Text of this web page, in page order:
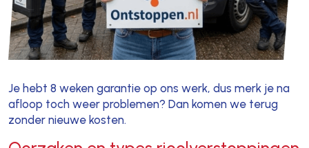
Je hebt 8 weken garantie op ons werk, dus merk je na
afloop toch weer problemen? Dan komen we terug
zonder nieuwe kosten.